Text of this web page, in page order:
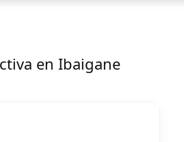
en Ibaigane